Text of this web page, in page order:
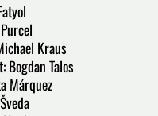
Kraus
Bogdan Talos
Márquez